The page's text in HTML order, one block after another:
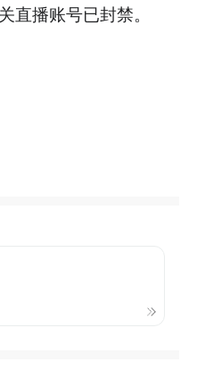
播账号已封禁。